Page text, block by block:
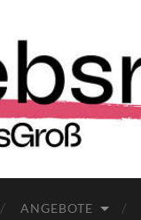
ANGEBOTE